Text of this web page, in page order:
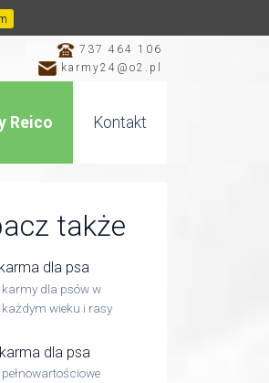
737 464 106
karmy24@o2.pl
Reico Kontakt
także
dla psa
karmy dla psów w
każdym wieku i rasy
dla psa
pełnowartościowe